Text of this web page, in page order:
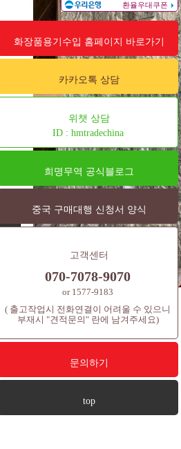
화장품용기수입 홈페이지 바로가기
카카오톡 상담
위챗 상담
ID : hmtradechina
희명무역 공식블로그
중국 구매대행 신청서 양식
고객센터
070-7078-9070
or 1577-9183
( 출고작업시 전화연결이 어려울 수 있으니
부재시 "견적문의" 란에 남겨주세요)
문의하기
top